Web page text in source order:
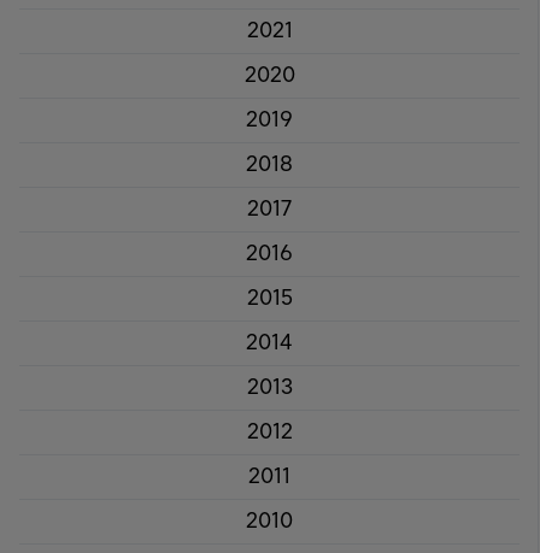
2021
2020
2019
2018
2017
2016
2015
2014
2013
2012
2011
2010